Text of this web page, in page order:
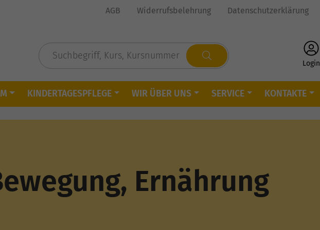
AGB Widerrufsbelehrung Datenschutzerklärung
Login
KINDERTAGESPFLEGE WIR ÜBER UNS SERVICE KONTAKTE
Ernährung